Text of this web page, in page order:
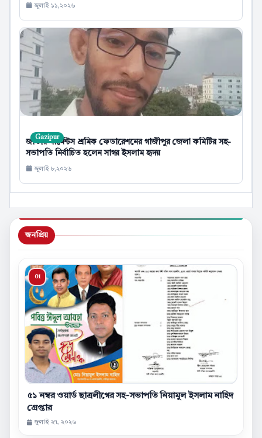
জুলাই ১১,২০২৬
Gazipur
জাতীয় গার্মেন্টস শ্রমিক ফেডারেশনের গাজীপুর জেলা কমিটির সহ-
সভাপতি নির্বাচিত হলেন সাগর ইসলাম হৃদয়
জুলাই ৮,২০২৬
জনপ্রিয়
৫১ নম্বর ওয়ার্ড ছাত্রলীগের সহ-সভাপতি নিয়ামুল ইসলাম নাহিদ
গ্রেপ্তার
জুলাই ২৭, ২০২৬